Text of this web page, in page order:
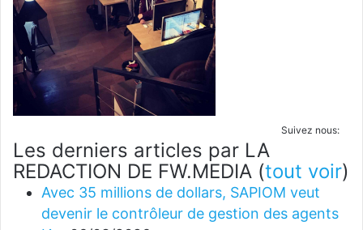
Suivez nous:
Les derniers articles par LA
REDACTION DE FW.MEDIA (tout voir)
Avec 35 millions de dollars, SAPIOM veut
devenir le contrôleur de gestion des agents